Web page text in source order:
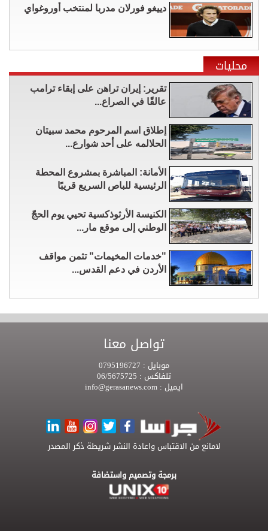
دييغو فورلان مدربا لمنتخب أوروغواي
محليات
تقرير: إيران تراهن على إبقاء ترامب
عالقًا في الصراع...
إطلاق اسم المرحوم محمد سبيتان
الحلالمه على أحد شوارع...
الأمانة: المباشرة بمشروع المحطة
الرئيسية للباص السريع قريبًا
الكنيسة الأرثوذكسية تحيي يوم الحجّ
الوطني إلى موقع مار...
"خدمات المخيمات" تثمن مواقف
الأردن في دعم القدس...
تواصل معنا
موبايل :
تلفاكس :
ايميل :
لامانع من الاقتباس واعادة النشر شريطة ذكر المصدر
برمجة وتصميم واستضافة